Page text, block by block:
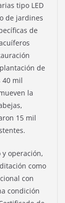
tipo LED
de jardines
de
de
40 mil
la
15 mil
y operación,
como
con
condición